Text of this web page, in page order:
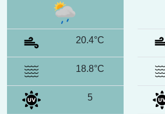
20.4°C
18.8°C
5